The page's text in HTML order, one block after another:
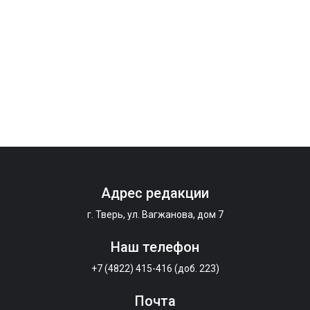
Адрес редакции
г. Тверь, ул. Вагжанова, дом 7
Наш телефон
+7 (4822) 415-416 (доб. 223)
Почта